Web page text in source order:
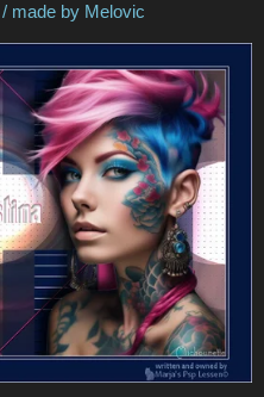
by Melovic